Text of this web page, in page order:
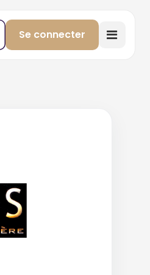
Se connecter